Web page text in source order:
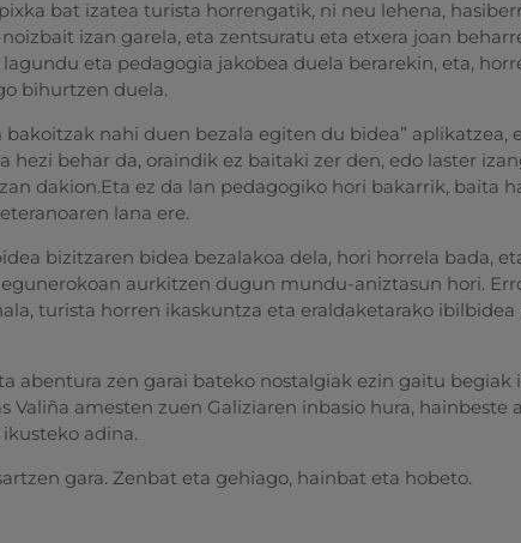
bat izatea turista horrengatik, ni neu lehena,
izan garela, eta zentsuratu eta etxera joan
eta pedagogia jakobea duela berarekin, eta,
bihurtzen duela.
nahi duen bezala egiten du bidea” aplikatzea,
hezi behar da, oraindik ez baitaki zer den, edo laster
dakion.Eta ez da lan pedagogiko hori bakarrik, baita
lana ere.
bizitzaren bidea bezalakoa dela, hori horrela bada,
aurkitzen dugun mundu-aniztasun hori.
turista horren ikaskuntza eta eraldaketarako ibilbidea
abentura zen garai bateko nostalgiak ezin gaitu begiak
Valiña amesten zuen Galiziaren inbasio hura, hainbeste
adina.
gara. Zenbat eta gehiago, hainbat eta hobeto.